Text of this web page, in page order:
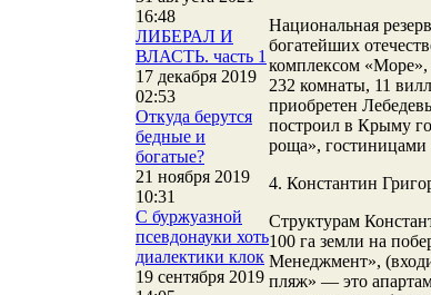
16:48
ЛИБЕРАЛ И
ВЛАСТЬ. часть 1
17 декабря 2019
02:53
Откуда берутся
бедные и
богатые?
21 ноября 2019
10:31
С буржуазной
псевдонауки хоть
диалектики клок
19 сентября 2019
Национальная
богатейших
комплексом «Море»,
232 комнаты, 11
приобретен
построил в Крыму
роща», гостиницами
4. Константин
Структурам
100 га земли на
Менеджмент»,
пляж» — это